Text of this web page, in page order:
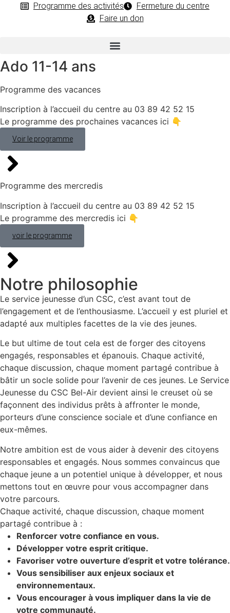
Programme des activités
Fermeture du centre
Faire un don
Ado 11-14 ans
Programme des vacances
Inscription à l’accueil du centre au 03 89 42 52 15
Le programme des prochaines vacances ici 👇
Voir le programme
Programme des mercredis
Inscription à l’accueil du centre au 03 89 42 52 15
Le programme des mercredis ici 👇
voir le programme
Notre philosophie
Le service jeunesse d’un CSC, c’est avant tout de
l’engagement et de l’enthousiasme. L’accueil y est pluriel et
adapté aux multiples facettes de la vie des jeunes.
Le but ultime de tout cela est de forger des citoyens
engagés, responsables et épanouis. Chaque activité,
chaque discussion, chaque moment partagé contribue à
bâtir un socle solide pour l’avenir de ces jeunes. Le Service
Jeunesse du CSC Bel-Air devient ainsi le creuset où se
façonnent des individus prêts à affronter le monde,
porteurs d’une conscience sociale et d’une confiance en
eux-mêmes.
Notre ambition est de vous aider à devenir des citoyens
responsables et engagés. Nous sommes convaincus que
chaque jeune a un potentiel unique à développer, et nous
mettons tout en œuvre pour vous accompagner dans
votre parcours.
Chaque activité, chaque discussion, chaque moment
partagé contribue à :
Renforcer votre confiance en vous.
Développer votre esprit critique.
Favoriser votre ouverture d’esprit et votre tolérance.
Vous sensibiliser aux enjeux sociaux et
environnementaux.
Vous encourager à vous impliquer dans la vie de
votre communauté.